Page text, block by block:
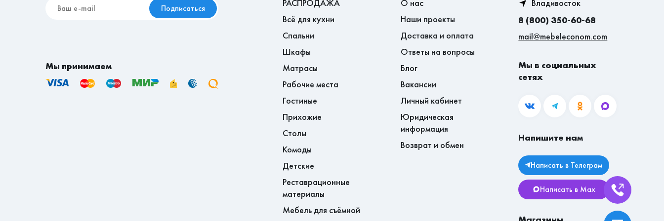
Подписаться
Мы принимаем
РАСПРОДАЖА
Всё для кухни
Спальни
Шкафы
Матрасы
Рабочие места
Гостиные
Прихожие
Столы
Комоды
Детские
Реставрационные
материалы
Мебель для съёмной
О нас
Наши проекты
Доставка и оплата
Ответы на вопросы
Блог
Вакансии
Личный кабинет
Юридическая
информация
Возврат и обмен
Владивосток
8 (800) 350-60-68
mail@mebeleconom.com
Мы в социальных
сетях
Напишите нам
Написать в Телеграм
Написать в Max